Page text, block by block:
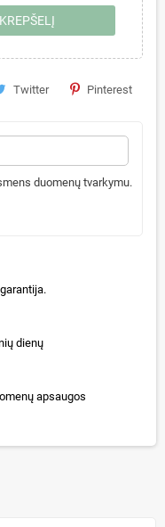
Twitter Pinterest
duomenų tvarkymu.
dienų
apsaugos